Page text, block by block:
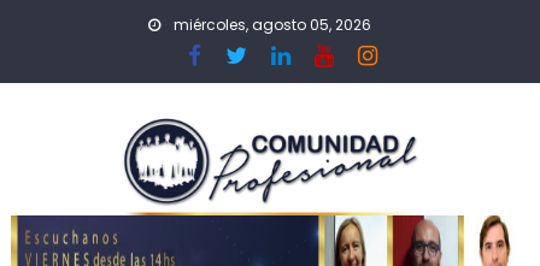
miércoles, agosto 05, 2026